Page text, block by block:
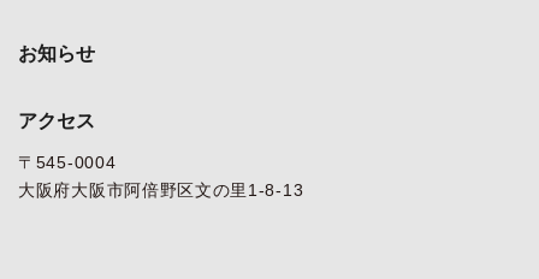
アクセス
〒545-0004
大阪府大阪市阿倍野区文の里1-8-13
お知らせ